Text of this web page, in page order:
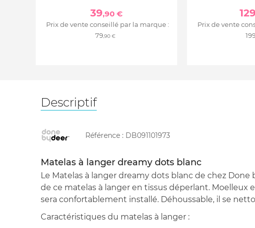
39,90 €
Prix de vente conseillé par la marque :
79,90 €
129
Prix de vente
Descriptif
Référence : DB091101973
Matelas à langer dreamy dots blanc
Le Matelas à langer dreamy dots blanc de chez Done
de ce matelas à langer en tissus déperlant. Moelleux
sera confortablement installé. Déhoussable, il se
Caractéristiques du matelas à langer :